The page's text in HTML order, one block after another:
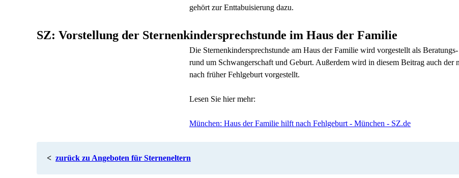
gehört zur Enttabuisierung dazu.
SZ: Vorstellung der Sternenkindersprechstunde im Haus der Familie
Die Sternenkindersprechstunde am Haus der Familie wird vorgestellt als
rund um Schwangerschaft und Geburt. Außerdem wird in diesem Beitrag auch
nach früher Fehlgeburt vorgestellt.
Lesen Sie hier mehr:
München: Haus der Familie hilft nach Fehlgeburt - München - SZ.de
< zurück zu Angeboten für Sterneneltern